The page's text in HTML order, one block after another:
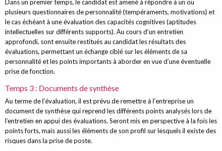
Dans un premier temps, le candidat est amené à répondre à un ou
plusieurs questionnaires de personnalité (tempéraments, motivations) et
le cas échéant à une évaluation des capacités cognitives (aptitudes
intellectuelles sur différents supports). Au cours d’un entretien
approfondi, sont ensuite restitués au candidat les résultats des
évaluations, permettant un échange ciblé sur les éléments de sa
personnalité et les points importants à aborder en vue d’une éventuelle
prise de fonction.
Temps 3 : Documents de synthèse
Au terme de lʼévaluation, il est prévu de remettre à lʼentreprise un
document de synthèse qui reprend les différents points analysés lors de
l’entretien en appui des évaluations. Seront mis en perspective à la fois les
points forts, mais aussi les éléments de son profil sur lesquels il existe des
risques dans la prise de poste.